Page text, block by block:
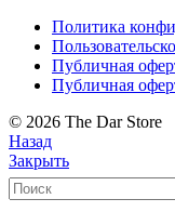
Политика
Публичная
Публичная
© 2026 The Dar Store
Назад
Закрыть